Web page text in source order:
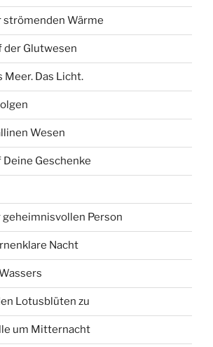
strömenden Wärme
der Glutwesen
Meer. Das Licht.
Wesen
Deine Geschenke
Person
Nacht
Lotusblüten zu
um Mitternacht